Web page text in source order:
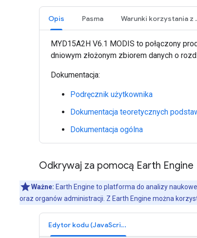
Opis Pasma
MYD15A2H V6.1 MODIS to połączony
dniowym złożonym zbiorem danych o
Dokumentacja:
Podręcznik użytkownika
Dokumentacja teoretycznych
Dokumentacja ogólna
Odkrywaj za pomocą Earth Engine
Ważne: Earth Engine to platforma do analizy
oraz organów administracji. Z Earth Engine można
Edytor kodu (JavaScript)